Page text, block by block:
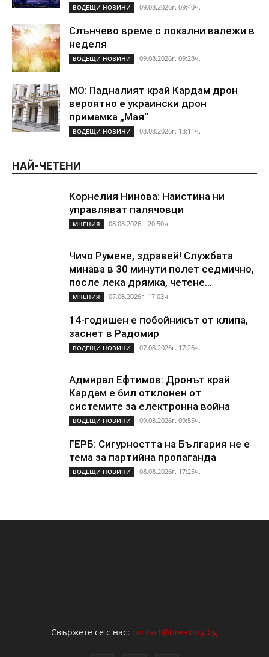
ВОДЕЩИ НОВИНИ 09.08.2026г. 09:40ч.
Слънчево време с локални валежи в
неделя
ВОДЕЩИ НОВИНИ 09.08.2026г. 09:28ч.
МО: Падналият край Кардам дрон
вероятно е украински дрон
примамка „Мая“
ВОДЕЩИ НОВИНИ 08.08.2026г. 18:11ч.
НАЙ-ЧЕТЕНИ
Корнелия Нинова: Наистина ни
управляват палячовци
МНЕНИЯ 08.08.2026г. 20:50ч.
Чичо Румене, здравей! Службата
минава в 30 минути полет седмично,
после лека дрямка, четене...
МНЕНИЯ 07.08.2026г. 17:03ч.
14-годишен е побойникът от клипа,
заснет в Радомир
ВОДЕЩИ НОВИНИ 07.08.2026г. 17:26ч.
Адмирал Ефтимов: Дронът край
Кардам е бил отклонен от
системите за електронна война
ВОДЕЩИ НОВИНИ 09.08.2026г. 09:55ч.
ГЕРБ: Сигурността на България не е
тема за партийна пропаганда
ВОДЕЩИ НОВИНИ 08.08.2026г. 17:25ч.
Свържете се с нас:contact@breaking.bg